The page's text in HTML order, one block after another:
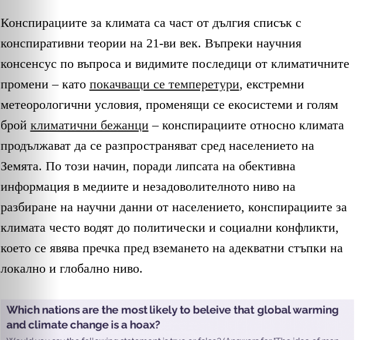
ТРАНСПОРТ
Search
Конспирациите за климата са част от дългия списък с
конспиративни теории на 21-ви век. Въпреки научния
консенсус по въпроса и видимите последици от климатичните
промени – като покачващи се темперетури, екстремни
метеорологични условия, променящи се екосистеми и голям
брой климатични бежанци– конспирациите относно климата
продължават да се разпространяват сред населението на
Земята. По този начин, поради липсата на обективна
информация в медиите и незадоволителното ниво на
разбиране на научни данни от населението, конспирациите за
климата често водят до политически и социални конфликти,
което се явява пречка пред вземането на адекватни стъпки на
локално и глобално ниво.